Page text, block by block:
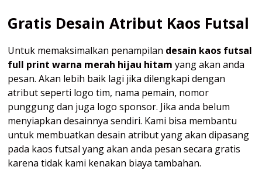
Gratis Desain Atribut Kaos Futsal
Untuk memaksimalkan penampilan desain kaos futsal
full print warna merah hijau hitam yang akan anda
pesan. Akan lebih baik lagi jika dilengkapi dengan
atribut seperti logo tim, nama pemain, nomor
punggung dan juga logo sponsor. Jika anda belum
menyiapkan desainnya sendiri. Kami bisa membantu
untuk membuatkan desain atribut yang akan dipasang
pada kaos futsal yang akan anda pesan secara gratis
karena tidak kami kenakan biaya tambahan.